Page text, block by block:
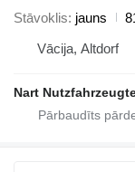
Stāvoklis jauns
Vācija, Altdorf
Nart